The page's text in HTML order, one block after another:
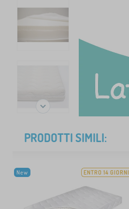
PRODOTTI SIMILI:
New ENTRO 14 GIORNI